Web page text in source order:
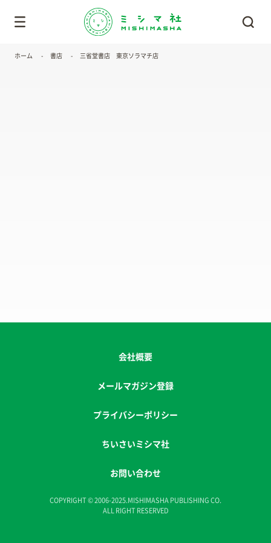
ホーム 書店 三省堂書店 東京ソラマチ店
会社概要
メールマガジン登録
プライバシーポリシー
ちいさいミシマ社
お問い合わせ
COPYRIGHT © 2006-2025.MISHIMASHA PUBLISHING CO.
ALL RIGHT RESERVED